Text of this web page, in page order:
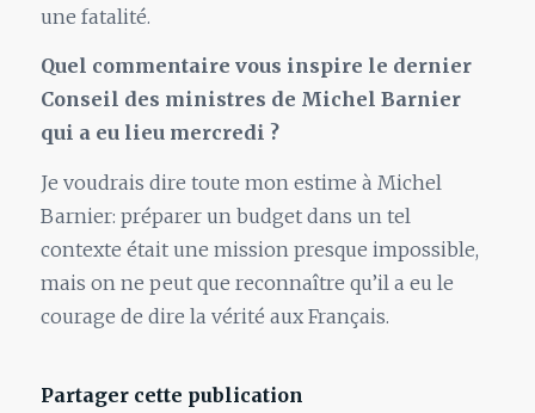
une fatalité.
Quel commentaire vous inspire le dernier
Conseil des ministres de Michel Barnier
qui a eu lieu mercredi ?
Je voudrais dire toute mon estime à Michel
Barnier: préparer un budget dans un tel
contexte était une mission presque impossible,
mais on ne peut que reconnaître qu’il a eu le
courage de dire la vérité aux Français.
Partager cette publication